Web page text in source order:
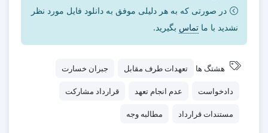
در صورتی که به هر دلیلی موفق به دانلود فایل مورد نظر
نشدید با ما تماس بگیرید.
هشتگ ها تعهدات طرف مقابل جبران خسارت
دادخواست عدم انجام تعهد قرارداد مشارکت
مستندات قرارداد مطالبه وجه